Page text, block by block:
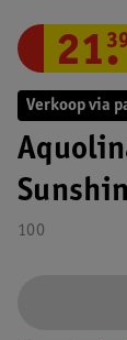
Verkoop via
100
21.